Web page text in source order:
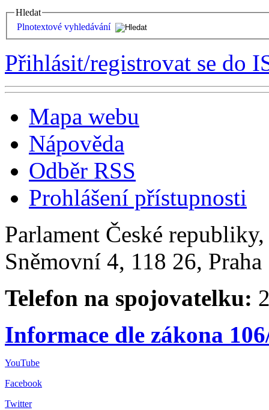
Hledat
Plnotextové vyhledávání
Přihlásit/registrovat se do
Mapa webu
Nápověda
Odběr RSS
Prohlášení přístupnosti
Parlament České
Sněmovní 4, 118 26,
Telefon na spojovatelku:
Informace dle zákona
YouTube
Facebook
Twitter